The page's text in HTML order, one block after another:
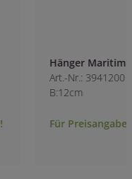
Hänger Maritim
Art.-Nr.: 3941200
B:12cm
Für